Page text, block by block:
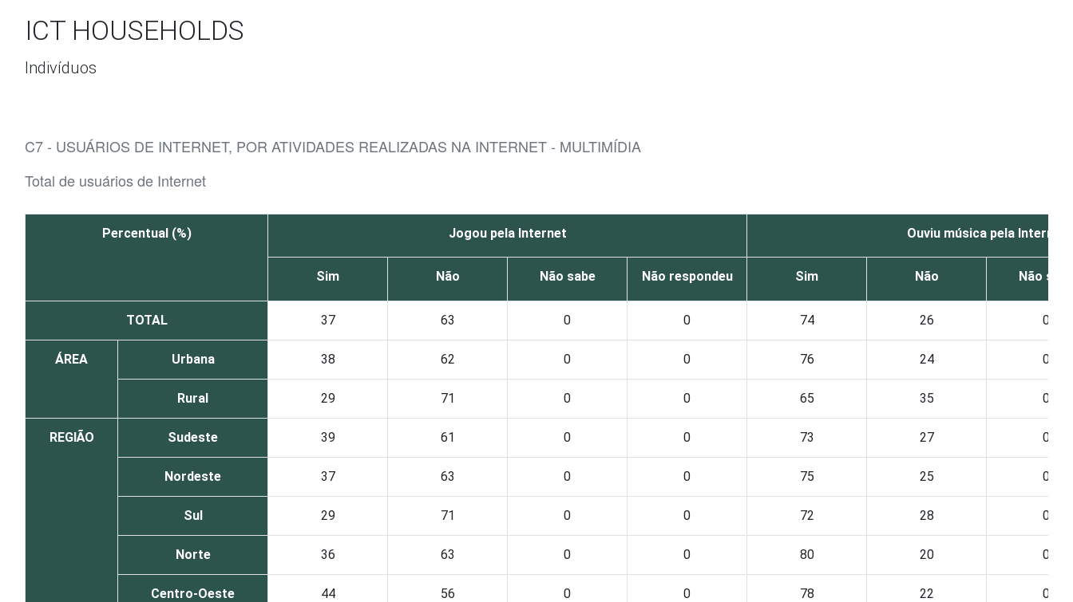
ICT HOUSEHOLDS
Indivíduos
C7 - USUÁRIOS DE INTERNET, POR ATIVIDADES REALIZADAS NA INTERNET - MULTIMÍDIA
Total de usuários de Internet
Percentual (%) Jogou pela Internet Ouviu música pela Internet
Sim Não Não sabe Não respondeu Sim Não Não
TOTAL 37 63 0 0 74 26 0
ÁREA Urbana 38 62 0 0 76 24 0
Rural 29 71 0 0 65 35 0
REGIÃO Sudeste 39 61 0 0 73 27 0
Nordeste 37 63 0 0 75 25 0
Sul 29 71 0 0 72 28 0
Norte 36 63 0 0 80 20 0
Centro-Oeste 44 56 0 0 78 22 0